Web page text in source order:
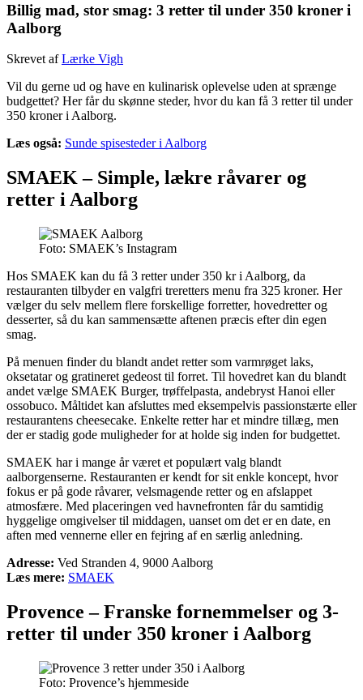
Billig mad, stor smag: 3 retter til under 350 kroner i
Aalborg
Skrevet afLærke Vigh
Vil du gerne ud og have en kulinarisk oplevelse uden at sprænge
budgettet? Her får du skønne steder, hvor du kan få 3 retter til under
350 kroner i Aalborg.
Læs også: Sunde spisesteder i Aalborg
SMAEK – Simple, lækre råvarer og
retter i Aalborg
Foto: SMAEK’s Instagram
Hos SMAEK kan du få 3 retter under 350 kr i Aalborg, da
restauranten tilbyder en valgfri treretters menu fra 325 kroner. Her
vælger du selv mellem flere forskellige forretter, hovedretter og
desserter, så du kan sammensætte aftenen præcis efter din egen
smag.
På menuen finder du blandt andet retter som varmrøget laks,
oksetatar og gratineret gedeost til forret. Til hovedret kan du blandt
andet vælge SMAEK Burger, trøffelpasta, andebryst Hanoi eller
ossobuco. Måltidet kan afsluttes med eksempelvis passionstærte eller
restaurantens cheesecake. Enkelte retter har et mindre tillæg, men
der er stadig gode muligheder for at holde sig inden for budgettet.
SMAEK har i mange år været et populært valg blandt
aalborgenserne. Restauranten er kendt for sit enkle koncept, hvor
fokus er på gode råvarer, velsmagende retter og en afslappet
atmosfære. Med placeringen ved havnefronten får du samtidig
hyggelige omgivelser til middagen, uanset om det er en date, en
aften med vennerne eller en fejring af en særlig anledning.
Adresse: Ved Stranden 4, 9000 Aalborg
Læs mere: SMAEK
Provence –Franske fornemmelser og 3-
retter til under 350 kroner i Aalborg
Foto: Provence’s hjemmeside